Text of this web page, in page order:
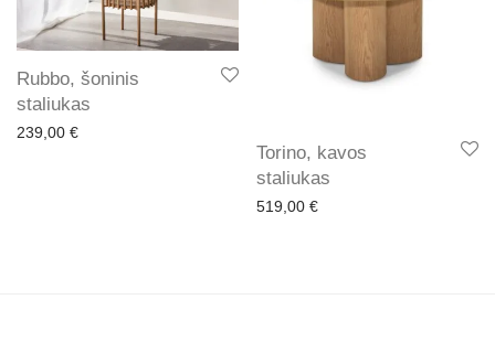
Rubbo, šoninis
staliukas
239,00 €
Torino, kavos
staliukas
519,00 €